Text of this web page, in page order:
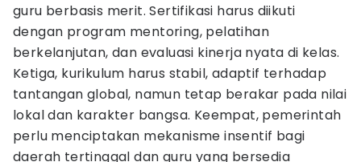
guru berbasis merit. Sertifikasi harus diikuti
dengan program mentoring, pelatihan
berkelanjutan, dan evaluasi kinerja nyata di kelas.
Ketiga, kurikulum harus stabil, adaptif terhadap
tantangan global, namun tetap berakar pada nilai
lokal dan karakter bangsa. Keempat, pemerintah
perlu menciptakan mekanisme insentif bagi
daerah tertinggal dan guru yang bersedia